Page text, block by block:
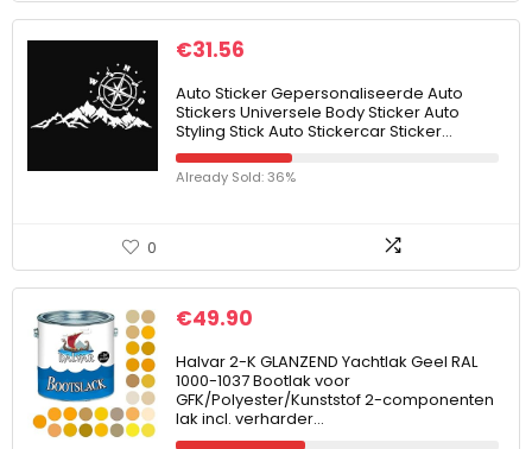
€31.56
Auto Sticker Gepersonaliseerde Auto
Stickers Universele Body Sticker Auto
Styling Stick Auto Stickercar Sticker…
Already Sold: 36%
0
€49.90
Halvar 2-K GLANZEND Yachtlak Geel RAL
1000-1037 Bootlak voor
GFK/Polyester/Kunststof 2-componenten
lak incl. verharder…